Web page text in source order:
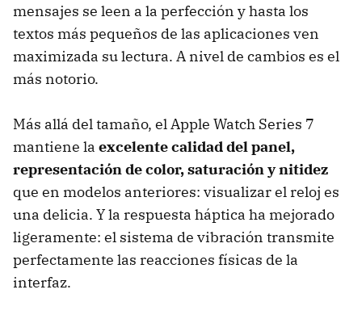
mensajes se leen a la perfección y hasta los
textos más pequeños de las aplicaciones ven
maximizada su lectura. A nivel de cambios es el
más notorio.
Más allá del tamaño, el Apple Watch Series 7
mantiene la excelente calidad del panel,
representación de color, saturación y nitidez
que en modelos anteriores: visualizar el reloj es
una delicia. Y la respuesta háptica ha mejorado
ligeramente: el sistema de vibración transmite
perfectamente las reacciones físicas de la
interfaz.